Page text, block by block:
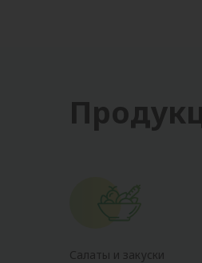
Салаты и закуски